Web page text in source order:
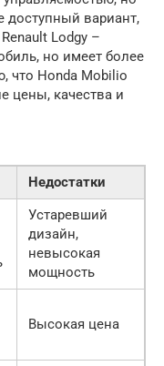
доступный вариант,
Lodgy –
но имеет более
что Honda Mobilio
цены, качества и
Недостатки
Устаревший
дизайн,
невысокая
мощность
Высокая цена